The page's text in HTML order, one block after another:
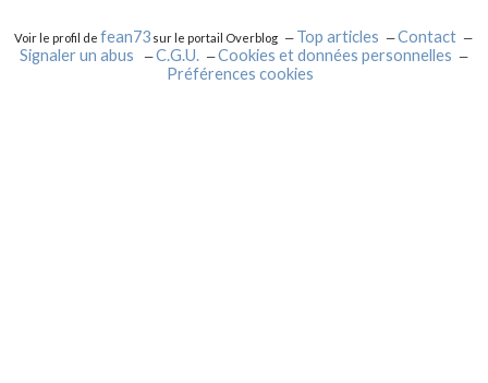
Voir le profil defean73 sur le portail Overblog Top articles
Contact
Signaler un abus
C.G.U.
Cookies et données personnelles
Préférences cookies